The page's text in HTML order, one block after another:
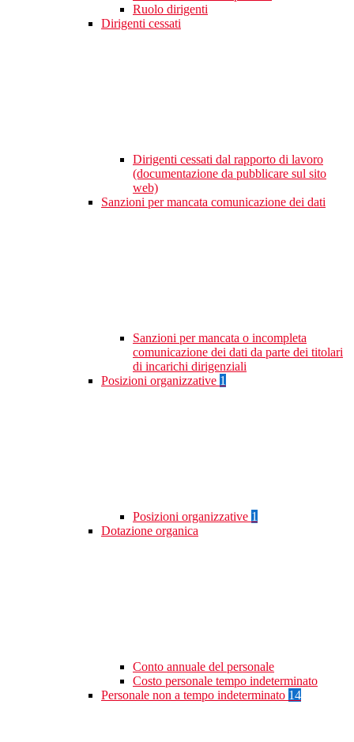
Ruolo dirigenti
Dirigenti cessati
Dirigenti cessati dal rapporto di lavoro
(documentazione da pubblicare sul sito
web)
Sanzioni per mancata comunicazione dei dati
Sanzioni per mancata o incompleta
comunicazione dei dati da parte dei titolari
di incarichi dirigenziali
Posizioni organizzative 1
Posizioni organizzative 1
Dotazione organica
Conto annuale del personale
Costo personale tempo indeterminato
Personale non a tempo indeterminato 14